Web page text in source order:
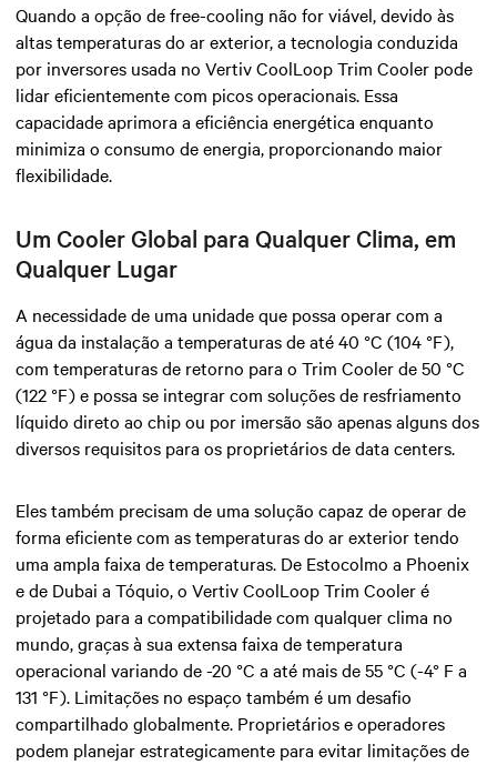
Quando a opção de free-cooling não for viável, devido às
altas temperaturas do ar exterior, a tecnologia conduzida
por inversores usada no Vertiv CoolLoop Trim Cooler pode
lidar eficientemente com picos operacionais. Essa
capacidade aprimora a eficiência energética enquanto
minimiza o consumo de energia, proporcionando maior
flexibilidade.
Um Cooler Global para Qualquer Clima, em
Qualquer Lugar
A necessidade de uma unidade que possa operar com a
água da instalação a temperaturas de até 40 °C (104 °F),
com temperaturas de retorno para o Trim Cooler de 50 °C
(122 °F) e possa se integrar com soluções de resfriamento
líquido direto ao chip ou por imersão são apenas alguns dos
diversos requisitos para os proprietários de data centers.
Eles também precisam de uma solução capaz de operar de
forma eficiente com as temperaturas do ar exterior tendo
uma ampla faixa de temperaturas. De Estocolmo a Phoenix
e de Dubai a Tóquio, o Vertiv CoolLoop Trim Cooler é
projetado para a compatibilidade com qualquer clima no
mundo, graças à sua extensa faixa de temperatura
operacional variando de -20 °C a até mais de 55 °C (-4° F a
131 °F). Limitações no espaço também é um desafio
compartilhado globalmente. Proprietários e operadores
podem planejar estrategicamente para evitar limitações de